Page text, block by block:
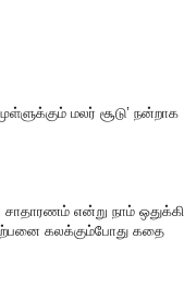
மலர் சூடு’ நன்றாக
என்று நாம் ஒதுக்கி
கற்பனை கலக்கும்போது கதை